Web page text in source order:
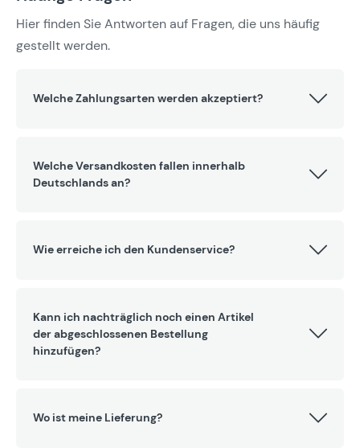
Hier finden Sie Antworten auf Fragen, die uns häufig
gestellt werden.
Welche Zahlungsarten werden akzeptiert?
Welche Versandkosten fallen innerhalb
Deutschlands an?
Wie erreiche ich den Kundenservice?
Kann ich nachträglich noch einen Artikel
der abgeschlossenen Bestellung
hinzufügen?
Wo ist meine Lieferung?